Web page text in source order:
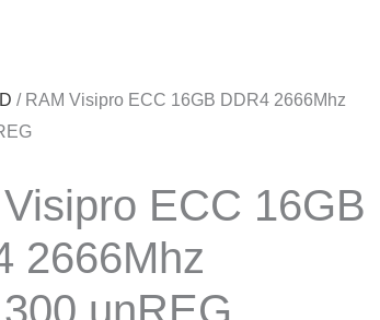
/ RAM Visipro ECC 16GB DDR4 2666Mhz
ECC 16GB
2666Mhz